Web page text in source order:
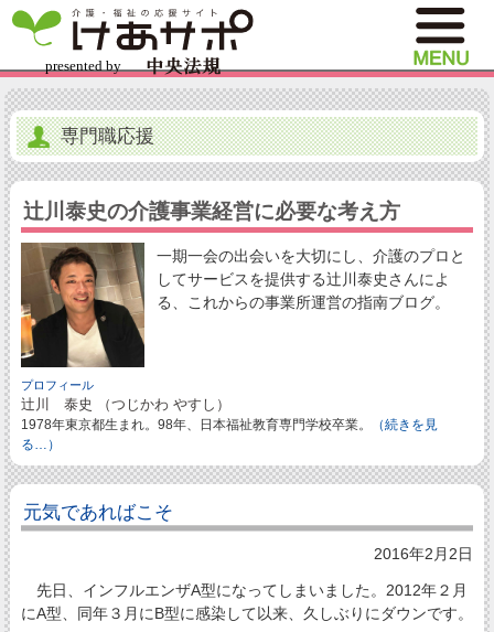
専門職応援
辻川泰史の介護事業経営に必要な考え方
一期一会の出会いを大切にし、介護のプロと
してサービスを提供する辻川泰史さんによ
る、これからの事業所運営の指南ブログ。
プロフィール
辻川 泰史 （つじかわ やすし）
1978年東京都生まれ。98年、日本福祉教育専門学校卒業。
（続きを見
る…）
元気であればこそ
2016年2月2日
先日、インフルエンザA型になってしまいました。2012年２月
にA型、同年３月にB型に感染して以来、久しぶりにダウンです。